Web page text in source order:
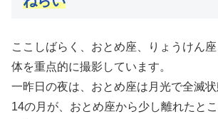
ここしばらく、おとめ座、りょうけん
体を重点的に撮影しています。
一昨日の夜は、おとめ座は月光で全滅
14の月が、おとめ座から少し離れたと